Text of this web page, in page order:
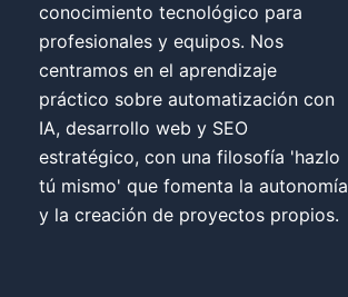
conocimiento tecnológico para
profesionales y equipos. Nos
centramos en el aprendizaje
práctico sobre automatización con
IA, desarrollo web y SEO
estratégico, con una filosofía 'hazlo
tú mismo' que fomenta la autonomía
y la creación de proyectos propios.